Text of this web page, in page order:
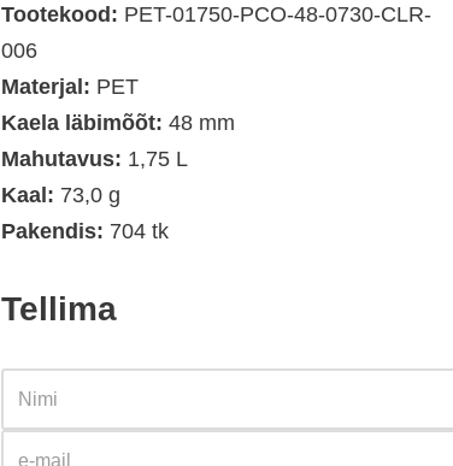
Tootekood: PET-01750-PCO-48-0730-CLR-
006
Materjal: PET
Kaela läbimõõt: 48 mm
Mahutavus: 1,75 L
Kaal: 73,0 g
Pakendis: 704 tk
Tellima